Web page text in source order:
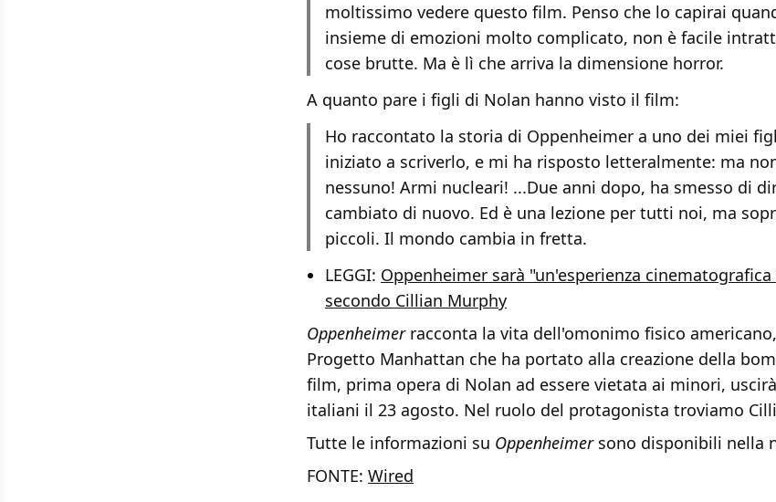
moltissimo vedere questo film. Penso che lo capirai
insieme di emozioni molto complicato, non è facile
cose brutte. Ma è lì che arriva la dimensione horror.
A quanto pare i figli di Nolan hanno visto il film:
Ho raccontato la storia di Oppenheimer a uno dei miei
iniziato a scriverlo, e mi ha risposto letteralmente: ma
nessuno! Armi nucleari! ...Due anni dopo, ha smesso di
cambiato di nuovo. Ed è una lezione per tutti noi, ma
piccoli. Il mondo cambia in fretta.
LEGGI: Oppenheimer sarà "un'esperienza
secondo Cillian Murphy
Oppenheimerracconta la vita dell'omonimo fisico
Progetto Manhattan che ha portato alla creazione della
film, prima opera di Nolan ad essere vietata ai minori,
italiani il 23 agosto. Nel ruolo del protagonista troviamo
Tutte le informazioni su Oppenheimersono disponibili nella
FONTE: Wired